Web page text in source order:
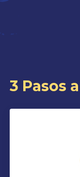
3 Pasos